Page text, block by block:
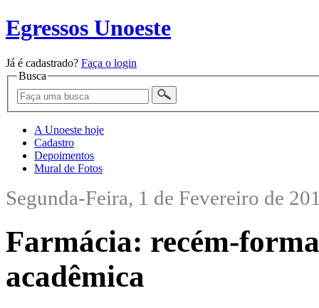
Egressos Unoeste
Já é cadastrado? Faça o login
Busca
A Unoeste hoje
Cadastro
Depoimentos
Mural de Fotos
Segunda-Feira, 1 de Fevereiro de
Farmácia: recém-
acadêmica